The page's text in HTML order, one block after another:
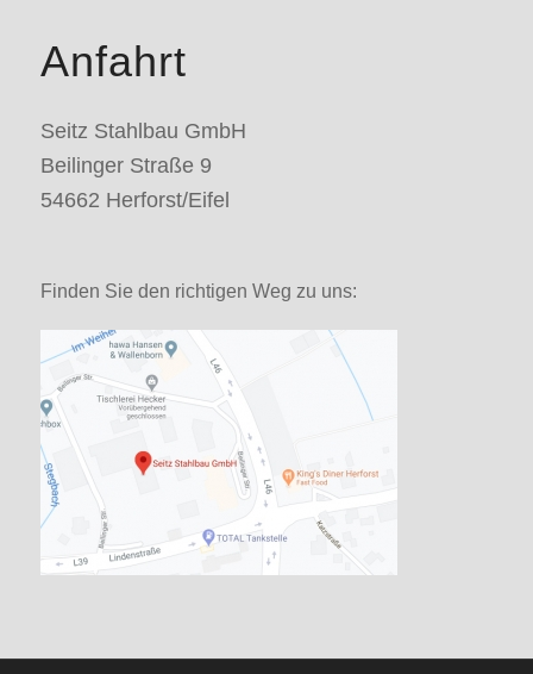
Anfahrt
Seitz Stahlbau GmbH
Beilinger Straße 9
54662 Herforst/Eifel
Finden Sie den richtigen Weg zu uns: